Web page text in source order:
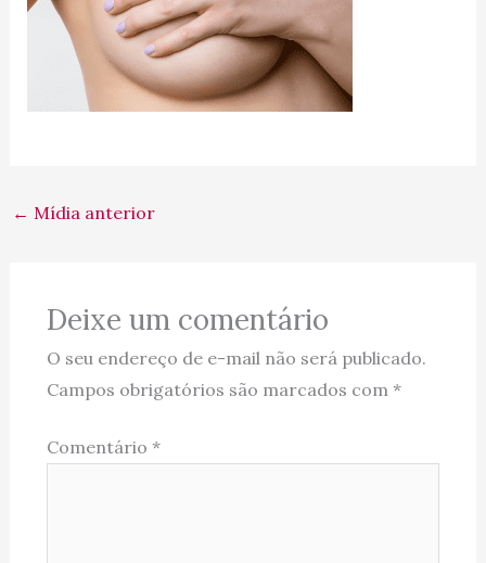
← Mídia anterior
Deixe um comentário
O seu endereço de e-mail não será publicado.
Campos obrigatórios são marcados com *
Comentário *